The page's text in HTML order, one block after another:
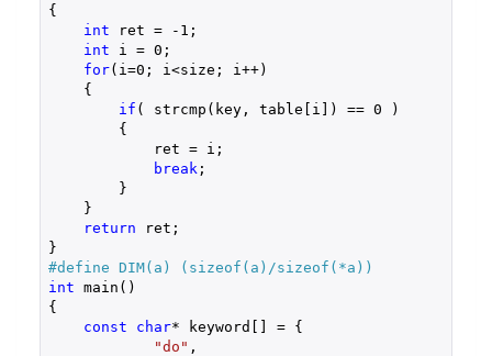
{
int ret = -1 ;
int i = 0 ;
for(i=0 ; i<size; i++)
    {
if ( strcmp(key, table[i]) == 0 )
        {
            ret = i;
break ;
        }
    }
return ret;
#define DIM(a) (sizeof(a)/sizeof(*a))
int main()
{
const
char* keyword[] = {
"do" ,